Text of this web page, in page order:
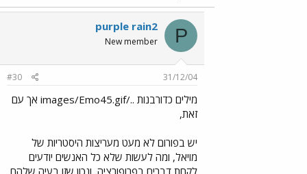
P
purple rain2
New member
31/12/04
#30
מילים כדורבנות ../images/Emo45.gif אך עם
זאת,
יש בפורום לא מעט מעריצות היסטריות של
מויאל, ומה לעשות שלא כל האנשים יודעים
לקחת דברים בפרופורציה, ונכון שזו בעיה שלהם